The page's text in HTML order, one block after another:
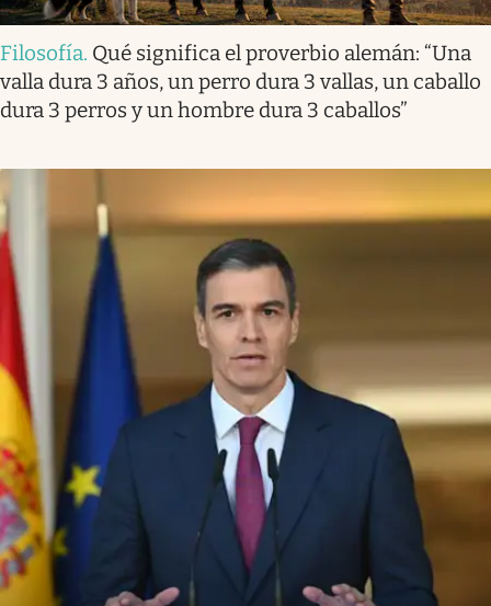
Filosofía. Qué significa el proverbio alemán: “Una
valla dura 3 años, un perro dura 3 vallas, un caballo
dura 3 perros y un hombre dura 3 caballos”